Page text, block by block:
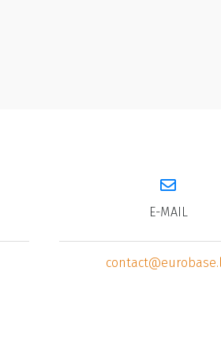
E-MAIL